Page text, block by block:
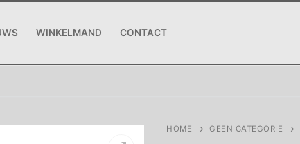
WINKELMAND CONTACT
HOME GEEN CATEGORIE